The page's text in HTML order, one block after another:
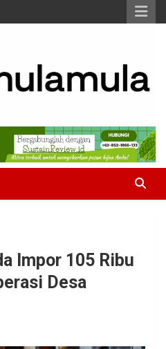
Impor 105 Ribu
Desa